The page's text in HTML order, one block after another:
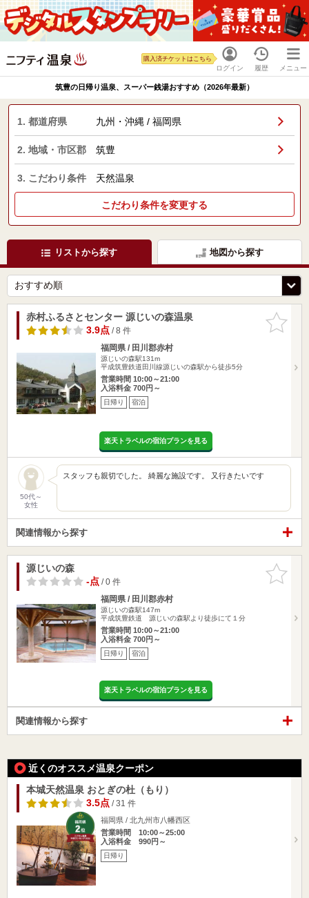
ログイン
購入済チケットはこちら
履歴 メニュー
筑豊の日帰り温泉、スーパー銭湯おすすめ（2026年最新）
1. 都道府県 九州・沖縄 / 福岡県
2. 地域・市区郡 筑豊
3. こだわり条件 天然温泉
こだわり条件を変更する
リストから探す 地図から探す
お気に入
りに追加
赤村ふるさとセンター 源じいの森温泉
3.9点/ 8 件
福岡県 / 田川郡赤村
源じいの森駅131m
平成筑豊鉄道田川線源じいの森駅から徒歩5分
営業時間 10:00～21:00
入浴料金 700円～
日帰り 宿泊
楽天トラベルの宿泊プランを見る
50代～
女性
スタッフも親切でした。 綺麗な施設です。 又行きたいです
関連情報から探す
お気に入
りに追加
源じいの森
-点/ 0 件
福岡県 / 田川郡赤村
源じいの森駅147m
平成筑豊鉄道 源じいの森駅より徒歩にて１分
営業時間 10:00～21:00
入浴料金 700円～
日帰り 宿泊
楽天トラベルの宿泊プランを見る
関連情報から探す
近くのオススメ温泉クーポン
本城天然温泉 おとぎの杜（もり）
3.5点/ 31 件
福岡県 / 北九州市八幡西区
営業時間 10:00～25:00
入浴料金 990円～
日帰り